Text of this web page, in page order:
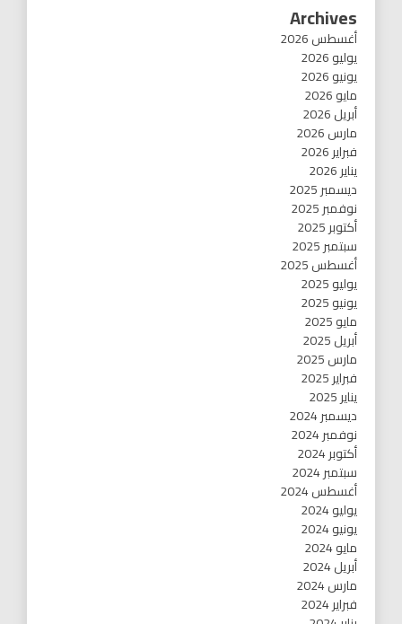
Archives
أغسطس 2026
يوليو 2026
يونيو 2026
مايو 2026
أبريل 2026
مارس 2026
فبراير 2026
يناير 2026
ديسمبر 2025
نوفمبر 2025
أكتوبر 2025
سبتمبر 2025
أغسطس 2025
يوليو 2025
يونيو 2025
مايو 2025
أبريل 2025
مارس 2025
فبراير 2025
يناير 2025
ديسمبر 2024
نوفمبر 2024
أكتوبر 2024
سبتمبر 2024
أغسطس 2024
يوليو 2024
يونيو 2024
مايو 2024
أبريل 2024
مارس 2024
فبراير 2024